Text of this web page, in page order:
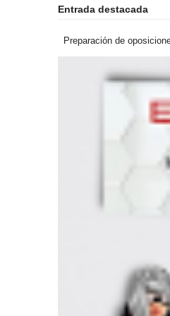
Entrada destacada
Preparación de